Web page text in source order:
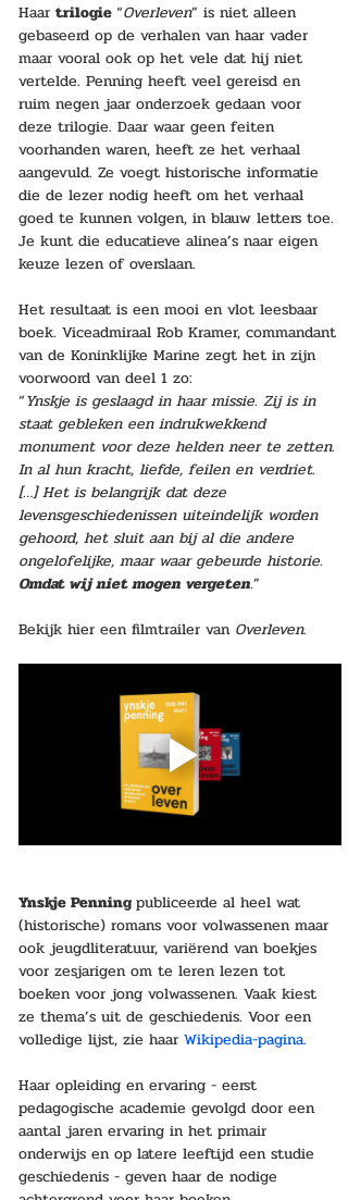
Haar trilogie “Overleven” is niet alleen
gebaseerd op de verhalen van haar vader
maar vooral ook op het vele dat hij niet
vertelde. Penning heeft veel gereisd en
ruim negen jaar onderzoek gedaan voor
deze trilogie. Daar waar geen feiten
voorhanden waren, heeft ze het verhaal
aangevuld. Ze voegt historische informatie
die de lezer nodig heeft om het verhaal
goed te kunnen volgen, in blauw letters toe.
Je kunt die educatieve alinea’s naar eigen
keuze lezen of overslaan.
Het resultaat is een mooi en vlot leesbaar
boek. Viceadmiraal Rob Kramer, commandant
van de Koninklijke Marine zegt het in zijn
voorwoord van deel 1 zo:
“Ynskje is geslaagd in haar missie. Zij is in
staat gebleken een indrukwekkend
monument voor deze helden neer te zetten.
In al hun kracht, liefde, feilen en verdriet.
[…] Het is belangrijk dat deze
levensgeschiedenissen uiteindelijk worden
gehoord, het sluit aan bij al die andere
ongelofelijke, maar waar gebeurde historie.
Omdat wij niet mogen vergeten.”
Bekijk hier een filmtrailer van Overleven.
Ynskje Penning publiceerde al heel wat
(historische) romans voor volwassenen maar
ook jeugdliteratuur, variërend van boekjes
voor zesjarigen om te leren lezen tot
boeken voor jong volwassenen. Vaak kiest
ze thema’s uit de geschiedenis. Voor een
volledige lijst, zie haar Wikipedia-pagina.
Haar opleiding en ervaring - eerst
pedagogische academie gevolgd door een
aantal jaren ervaring in het primair
onderwijs en op latere leeftijd een studie
geschiedenis - geven haar de nodige